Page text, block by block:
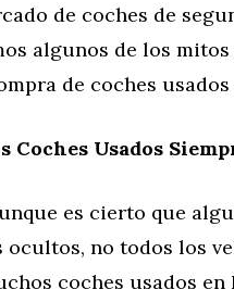
de coches de
algunos de los
de coches
Coches Usados
es cierto que
ocultos, no todos los
coches usados